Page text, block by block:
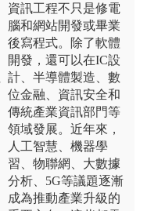
資訊工程不只是修電
腦和網站開發或畢業
後寫程式。除了軟體
開發，還可以在IC設
計、半導體製造、數
位金融、資訊安全和
傳統產業資訊部門等
領域發展。近年來，
人工智慧、機器學
習、物聯網、大數據
分析、5G等議題逐漸
成為推動產業升級的